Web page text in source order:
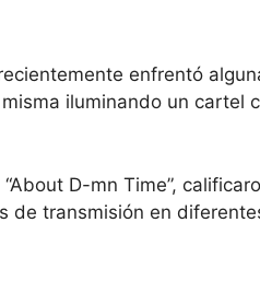
enfrentó
iluminando un cartel
D-mn Time”,
de transmisión en